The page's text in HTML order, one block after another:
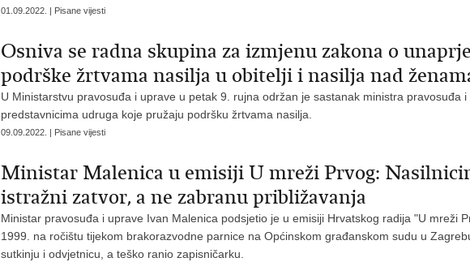
01.09.2022. | Pisane vijesti
Osniva se radna skupina za izmjenu zakona o
podrške žrtvama nasilja u obitelji i nasilja nad
U Ministarstvu pravosuđa i uprave u petak 9. rujna održan je sastanak ministra pravosuđa
predstavnicima udruga koje pružaju podršku žrtvama nasilja.
09.09.2022. | Pisane vijesti
Ministar Malenica u emisiji U mreži Prvog:
istražni zatvor, a ne zabranu približavanja
Ministar pravosuđa i uprave Ivan Malenica podsjetio je u emisiji Hrvatskog radija "U mreži
1999. na ročištu tijekom brakorazvodne parnice na Općinskom građanskom sudu u
sutkinju i odvjetnicu, a teško ranio zapisničarku.